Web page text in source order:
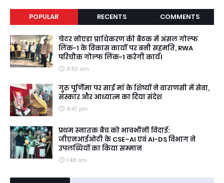
POPULAR RECENTS COMMENTS
ग्रेटर नोएडा प्राधिकरण की बैठक में अंसल गोल्फ
लिंक-1 के विकास कार्यों पर बनी सहमति, RWA
परिचौक गोल्फ लिंक-1 करेगी कार्य।
6:52 am
गुरु पूर्णिमा पर साईं माँ के शिष्यों ने वाराणसी में सेवा,
संस्कार और आध्यात्म का दिया संदेश
8:47 pm
प्रथम स्नातक बैच को भावभीनी विदाई:
जीएनआईओटी के CSE–AI एवं AI-DS विभाग ने
उपलब्धियों का किया सम्मान
1:48 am